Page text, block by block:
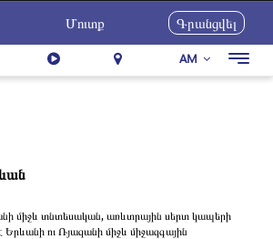
Մուտք Գրանցվել
AM
միջև տնտեսական, առևտրային սերտ կապերի
ու Ռյազանի միջև միջազգային